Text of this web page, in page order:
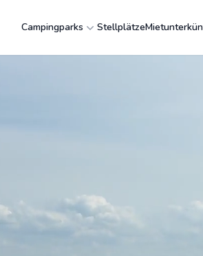
Campingparks Stellplätze